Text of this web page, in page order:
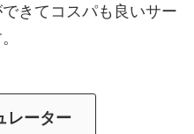
きてコスパも良いサー
レーター